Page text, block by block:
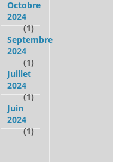
Octobre
2024
(1)
Septembre
2024
(1)
Juillet
2024
(1)
Juin
2024
(1)